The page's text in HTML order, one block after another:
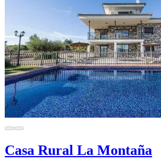
Casa Rural La Montaña